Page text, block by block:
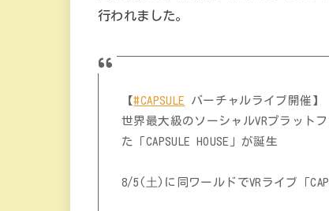
行われました。
【#CAPSULE バーチャルライブ開催】
世界最大級のソーシャルVRプラット
た「CAPSULE HOUSE」が誕生
8/5(⼟)に同ワールドでVRライブ「